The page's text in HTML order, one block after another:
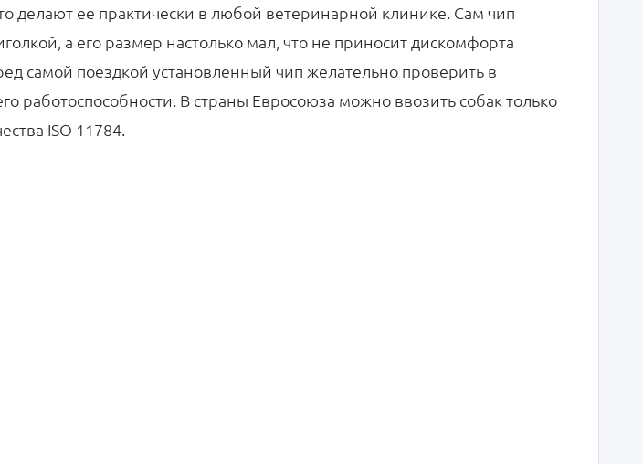
делают ее практически в любой ветеринарной клинике. Сам чип
а его размер настолько мал, что не приносит дискомфорта
самой поездкой установленный чип желательно проверить в
работоспособности. В страны Евросоюза можно ввозить собак только
ISO 11784.